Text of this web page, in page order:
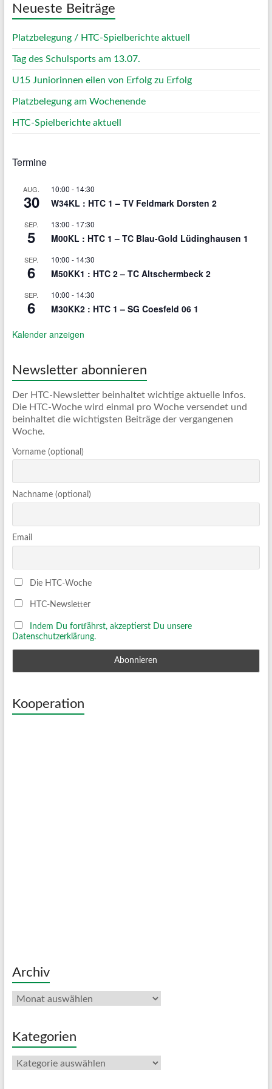
Neueste Beiträge
Platzbelegung / HTC-Spielberichte aktuell
Tag des Schulsports am 13.07.
U15 Juniorinnen eilen von Erfolg zu Erfolg
Platzbelegung am Wochenende
HTC-Spielberichte aktuell
Termine
AUG.
30
10:00 - 14:30
W34KL : HTC 1 – TV Feldmark Dorsten 2
SEP.
5
13:00 - 17:30
M00KL : HTC 1 – TC Blau-Gold Lüdinghausen 1
SEP.
6
10:00 - 14:30
M50KK1 : HTC 2 – TC Altschermbeck 2
SEP.
6
10:00 - 14:30
M30KK2 : HTC 1 – SG Coesfeld 06 1
Kalender anzeigen
Newsletter abonnieren
Der HTC-Newsletter beinhaltet wichtige aktuelle Infos.
Die HTC-Woche wird einmal pro Woche versendet und
beinhaltet die wichtigsten Beiträge der vergangenen
Woche.
Vorname (optional)
Nachname (optional)
Email
Die HTC-Woche
HTC-Newsletter
Indem Du fortfährst, akzeptierst Du unsere
Datenschutzerklärung.
Kooperation
Archiv
Archiv
Kategorien
Kategorien